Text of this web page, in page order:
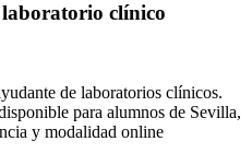
clínico
de laboratorios clínicos.
para alumnos de Sevilla,
y modalidad online